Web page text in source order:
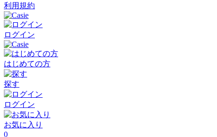
利用規約
ログイン
はじめての方
探す
ログイン
お気に入り
0